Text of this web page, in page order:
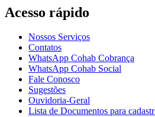
Acesso rápido
Nossos Serviços
Contatos
WhatsApp Cohab Cobrança
WhatsApp Cohab Social
Fale Conosco
Sugestões
Ouvidoria-Geral
Lista de Documentos para